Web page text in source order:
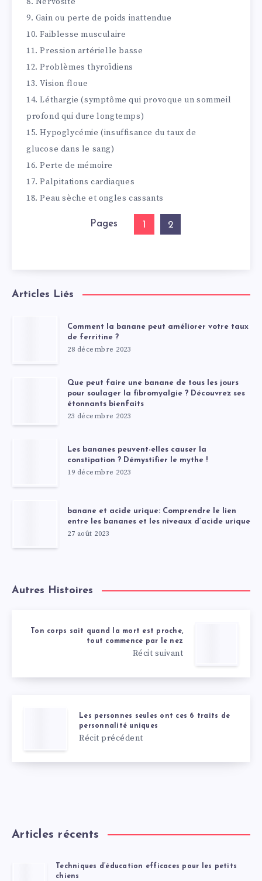
9. Gain ou perte de poids inattendue
10. Faiblesse musculaire
11. Pression artérielle basse
12. Problèmes thyroïdiens
13. Vision floue
14. Léthargie (symptôme qui provoque un sommeil
profond qui dure longtemps)
15. Hypoglycémie (insuffisance du taux de
glucose dans le sang)
16. Perte de mémoire
17. Palpitations cardiaques
18. Peau sèche et ongles cassants
Pages 1 2
Articles Liés
Comment la banane peut améliorer votre taux
de ferritine ?
28 décembre 2023
Que peut faire une banane de tous les jours
pour soulager la fibromyalgie ? Découvrez ses
étonnants bienfaits
23 décembre 2023
Les bananes peuvent-elles causer la
constipation ? Démystifier le mythe !
19 décembre 2023
banane et acide urique: Comprendre le lien
entre les bananes et les niveaux d’acide urique
27 août 2023
Autres Histoires
Ton corps sait quand la mort est proche,
tout commence par le nez
Récit suivant
Les personnes seules ont ces 6 traits de
personnalité uniques
Récit précédent
Articles récents
Techniques d’éducation efficaces pour les petits
chiens